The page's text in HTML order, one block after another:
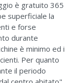
è gratuito 365
superficiale la
e forse
durante
è minimo ed i
Per quanto
il periodo